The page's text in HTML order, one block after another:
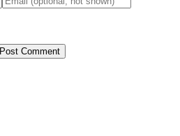
Post Comment